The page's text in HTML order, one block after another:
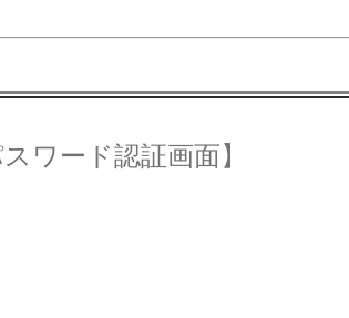
スワード認証画面】